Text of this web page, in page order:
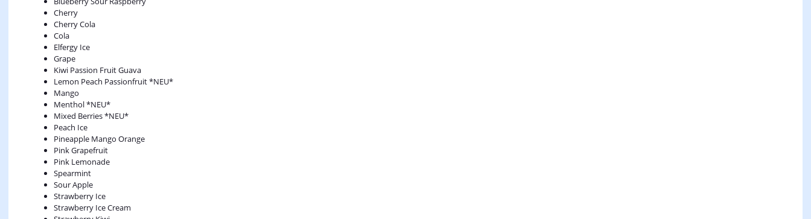
Cherry
Cherry Cola
Cola
Elfergy Ice
Grape
Kiwi Passion Fruit Guava
Lemon Peach Passionfruit *NEU*
Mango
Menthol *NEU*
Mixed Berries *NEU*
Peach Ice
Pineapple Mango Orange
Pink Grapefruit
Pink Lemonade
Spearmint
Sour Apple
Strawberry Ice
Strawberry Ice Cream